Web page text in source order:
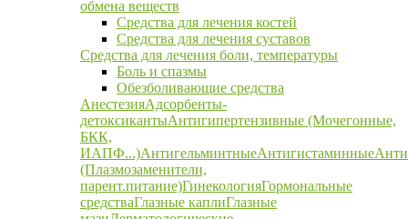
обмена веществ
Средства для лечения костей
Средства для лечения суставов
Средства для лечения боли, температуры
Боль и спазмы
Обезболивающие средства
АнестезияАдсорбенты-
детоксикантыАнтигипертензивные (Мочегонные,
БКК,
ИАПФ...)АнтигельминтныеАнтигистаминные
(Плазмозаменители,
парент.питание)ГинекологияГормональные
средстваГлазные каплиГлазные